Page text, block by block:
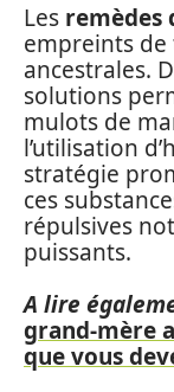
Les remèdes
empreints de
ancestrales.
solutions
mulots de
l’utilisation
stratégie
ces
répulsives
puissants.
A lire
grand-mère
que vous